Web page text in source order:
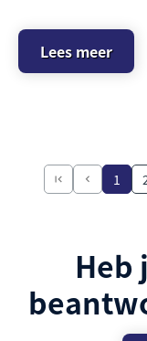
Lees meer
1
Heb